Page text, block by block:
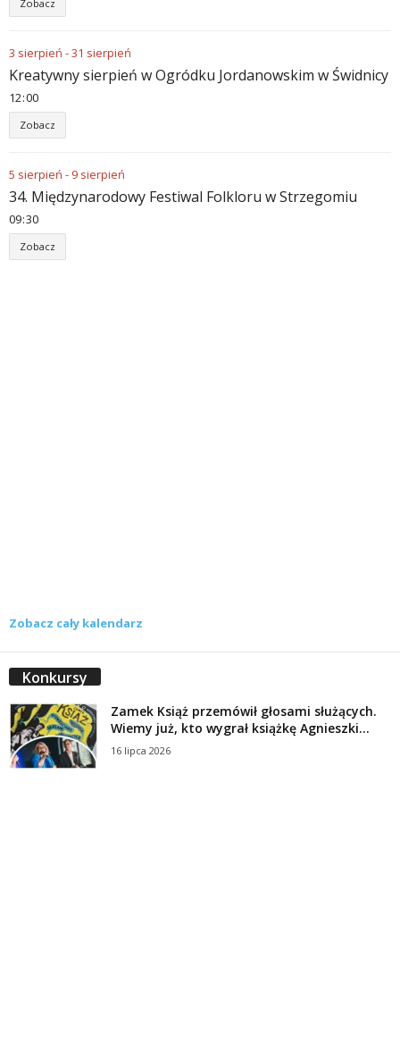
Zobacz
3 sierpień -31 sierpień
Kreatywny sierpień w Ogródku Jordanowskim w Świdnicy
12:00
Zobacz
5 sierpień - 9 sierpień
34. Międzynarodowy Festiwal Folkloru w Strzegomiu
09:30
Zobacz
Zobacz cały kalendarz
Konkursy
Zamek Książ przemówił głosami służących.
Wiemy już, kto wygrał książkę Agnieszki...
16 lipca 2026